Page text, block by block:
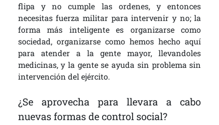
flipa y no cumple las ordenes, y entonces
necesitas fuerza militar para intervenir y no; la
forma más inteligente es organizarse como
sociedad, organizarse como hemos hecho aquí
para atender a la gente mayor, llevandoles
medicinas, y la gente se ayuda sin problema sin
intervención del ejército.
¿Se aprovecha para llevara a cabo
nuevas formas de control social?